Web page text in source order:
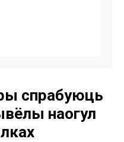
спрабуюць
наогул